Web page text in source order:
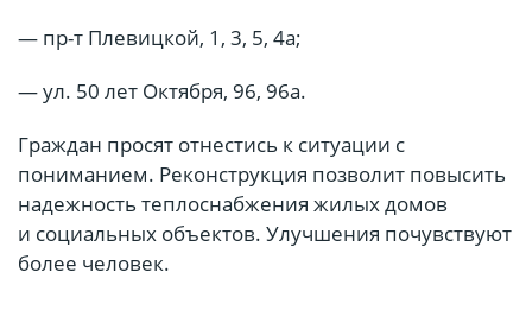
— пр-т Плевицкой, 1, 3, 5, 4а;
— ул. 50 лет Октября, 96, 96а.
Граждан просят отнестись к ситуации с
пониманием. Реконструкция позволит повысить
надежность теплоснабжения жилых домов
и социальных объектов. Улучшения почувствуют
более человек.